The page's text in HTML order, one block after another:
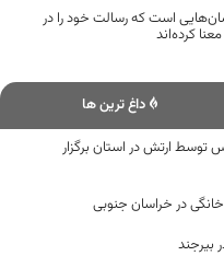
است که رسالت خود را در
کرده‌اند
داغ ترین ها
توسط ارتش در استان برگزار